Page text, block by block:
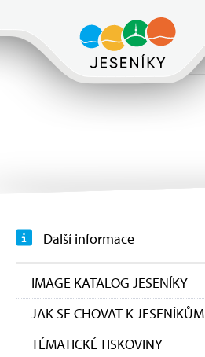
Další informace
IMAGE KATALOG JESENÍKY
JAK SE CHOVAT K JESENÍKŮM
TÉMATICKÉ TISKOVINY